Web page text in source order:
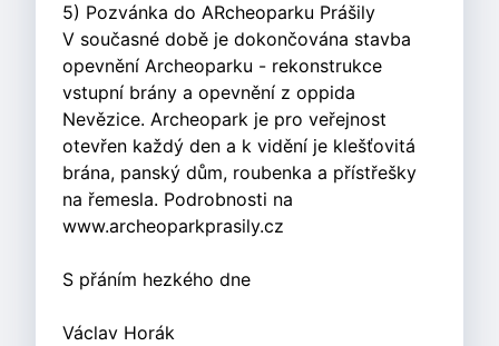
5) Pozvánka do ARcheoparku Prášily
V současné době je dokončována stavba
opevnění Archeoparku - rekonstrukce
vstupní brány a opevnění z oppida
Nevězice. Archeopark je pro veřejnost
otevřen každý den a k vidění je klešťovitá
brána, panský dům, roubenka a přístřešky
na řemesla. Podrobnosti na
www.archeoparkprasily.cz
S přáním hezkého dne
Václav Horák